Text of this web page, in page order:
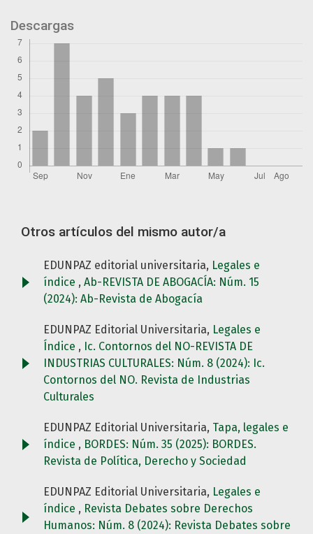
Descargas
Otros artículos del mismo autor/a
EDUNPAZ editorial universitaria, Legales e
índice , Ab-REVISTA DE ABOGACÍA: Núm. 15
(2024): Ab-Revista de Abogacía
EDUNPAZ Editorial Universitaria, Legales e
Índice , Ic. Contornos del NO-REVISTA DE
INDUSTRIAS CULTURALES: Núm. 8 (2024): Ic.
Contornos del NO. Revista de Industrias
Culturales
EDUNPAZ Editorial Universitaria, Tapa, legales e
índice , BORDES: Núm. 35 (2025): BORDES.
Revista de Política, Derecho y Sociedad
EDUNPAZ Editorial Universitaria, Legales e
índice , Revista Debates sobre Derechos
Humanos: Núm. 8 (2024): Revista Debates sobre